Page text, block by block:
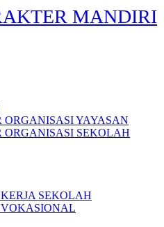
MANDIRI
ORGANISASI YAYASAN
ORGANISASI SEKOLAH
SEKOLAH